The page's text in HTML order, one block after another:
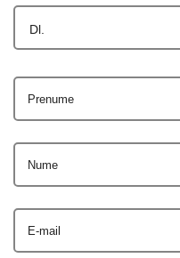
Dl.
Prenume
Nume
E-mail